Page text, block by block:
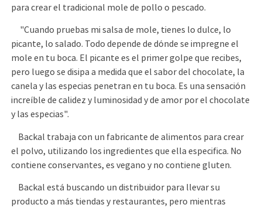
para crear el tradicional mole de pollo o pescado.
"Cuando pruebas mi salsa de mole, tienes lo dulce, lo
picante, lo salado. Todo depende de dónde se impregne el
mole en tu boca. El picante es el primer golpe que recibes,
pero luego se disipa a medida que el sabor del chocolate, la
canela y las especias penetran en tu boca. Es una sensación
increíble de calidez y luminosidad y de amor por el chocolate
y las especias".
Backal trabaja con un fabricante de alimentos para crear
el polvo, utilizando los ingredientes que ella especifica. No
contiene conservantes, es vegano y no contiene gluten.
Backal está buscando un distribuidor para llevar su
producto a más tiendas y restaurantes, pero mientras